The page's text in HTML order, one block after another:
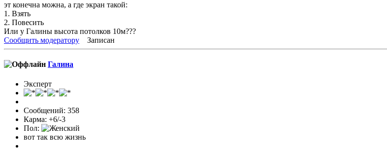
эт конечна можна, а где экран такой:
1. Взять
2. Повесить
Или у Галины высота потолков 10м???
Сообщить модератору
Записан
Галина
Эксперт
Сообщений: 358
Карма: +6/-3
Пол:
вот так всю жизнь